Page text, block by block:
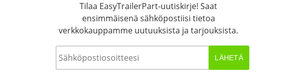
Tilaa EasyTrailerPart-uutiskirje! Saat
ensimmäisenä sähköpostiisi tietoa
verkkokauppamme uutuuksista ja tarjouksista.